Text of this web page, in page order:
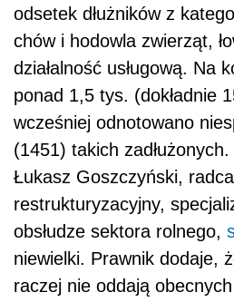
odsetek dłużników z
chów i hodowla zwierząt,
działalność usługową. Na
ponad 1,5 tys. (dokładnie
wcześniej odnotowano
(1451) takich
Łukasz Goszczyński,
restrukturyzacyjny,
obsłudze sektora rolnego,
niewielki. Prawnik dodaje,
raczej nie oddają